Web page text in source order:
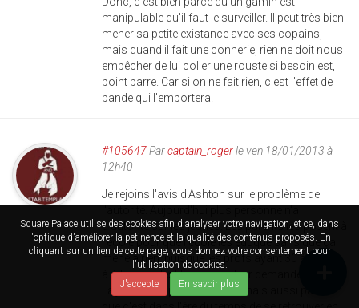
Square Palace utilise des cookies afin d'analyser votre navigation, et ce, dans
l'optique d'améliorer la petinence et la qualité des contenus proposés. En
cliquant sur un lien de cette page, vous donnez votre consentement pour
l'utilisation de cookies.
J'accepte
En savoir plus
manipulable qu'il faut le surveiller. Il peut très bien
mener sa petite existance avec ses copains,
mais quand il fait une connerie, rien ne doit nous
empêcher de lui coller une rouste si besoin est,
point barre. Car si on ne fait rien, c'est l'effet de
bande qui l'emportera.
#105647Parcaptain_rogerle ven 18/01/2013 à
12h40
Je rejoins l'avis d'Ashton sur le problème de
d'autorité sur les jeunes. Les parents les posent à
l'école pour que l'école les éduque sans que ça
mène a rien, puisque les profs ayant 30 à 35 cas
à éduquer c'est beaucoup leur demander.
La justice n'a plus d'autorité mais aussi parce